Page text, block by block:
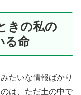
きの私の
る命
みたいな情報ばかり
は、ただ土の中で